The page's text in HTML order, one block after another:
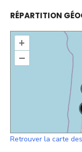
RÉPARTITION
+
–
Retrouver la carte